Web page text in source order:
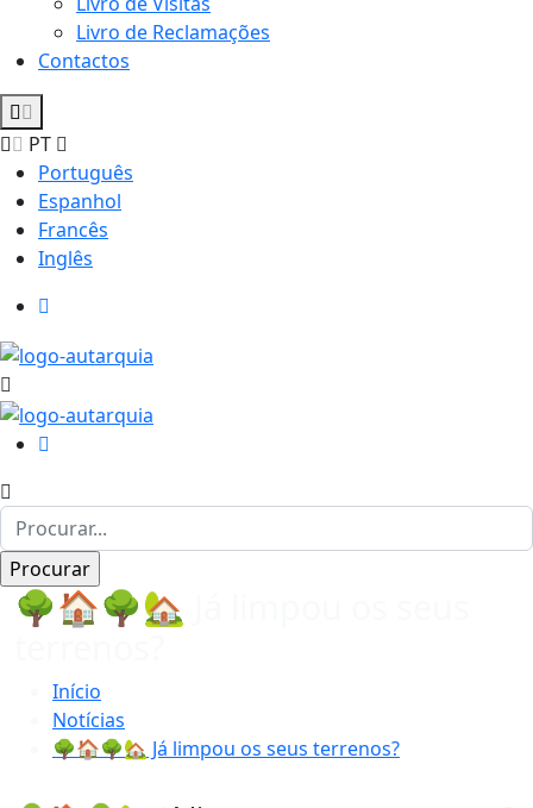
Livro de Reclamações
Contactos
PT
Português
Espanhol
Francês
Inglês
🌳🏠🌳🏡 Já limpou os seus
Início
Notícias
🌳🏠🌳🏡 Já limpou os seus terrenos?